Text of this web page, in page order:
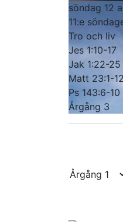
söndag 12
11:e
Tro och liv
Jes 1:10-17
Jak 1:22-25
Matt 23:1-
Ps 143:6-10
Årgång 3